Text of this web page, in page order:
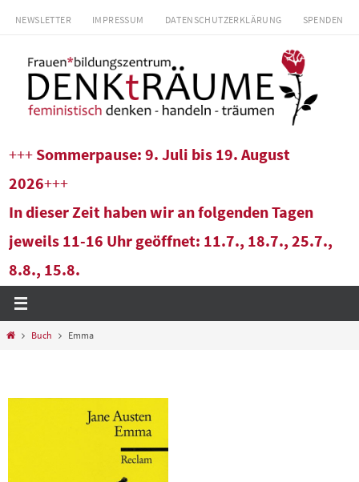
Zum
springen
NEWSLETTER IMPRESSUM DATENSCHUTZERKLÄRUNG SPENDEN
+++ Sommerpause: 9. Juli bis 19. August
2026+++
In dieser Zeit haben wir an folgenden Tagen
jeweils 11-16 Uhr geöffnet: 11.7., 18.7., 25.7.,
8.8., 15.8.
StartBuch Emma